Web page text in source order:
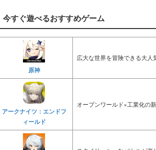
今すぐ遊べるおすすめゲーム
原神
広大な世界を冒険できる大人
アークナイツ：エンドフ
ィールド
オープンワールド×工業化の